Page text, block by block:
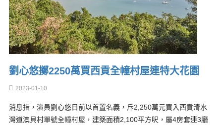
劉心悠擲2250萬買西貢全幢村屋連特大花園
2023-01-10
消息指，演員劉心悠日前以首置名義，斥2,250萬元買入西貢清水
灣道澳貝村單號全幢村屋，建築面積2,100平方呎，屬4房套連3廳